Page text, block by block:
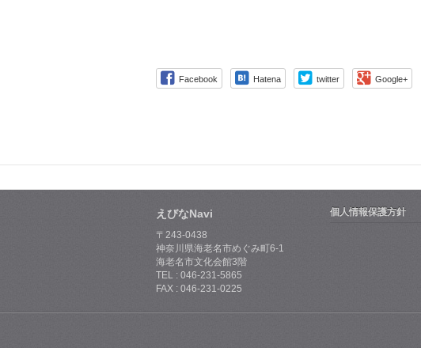
Facebook Hatena twitter Google+
えびなNavi
〒243-0438
神奈川県海老名市めぐみ町6-1
海老名市文化会館3階
TEL : 046-231-5865
FAX : 046-231-0225
個人情報保護方針